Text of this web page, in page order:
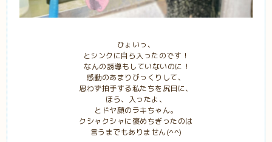
ひょいっ、
とシンクに自ら入ったのです！
なんの誘導もしていないのに！
感動のあまりびっくりして、
思わず拍手する私たちを尻目に、
ほら、入ったよ、
とドヤ顔のラキちゃん。
クシャクシャに褒めちぎったのは
言うまでもありません(^^)